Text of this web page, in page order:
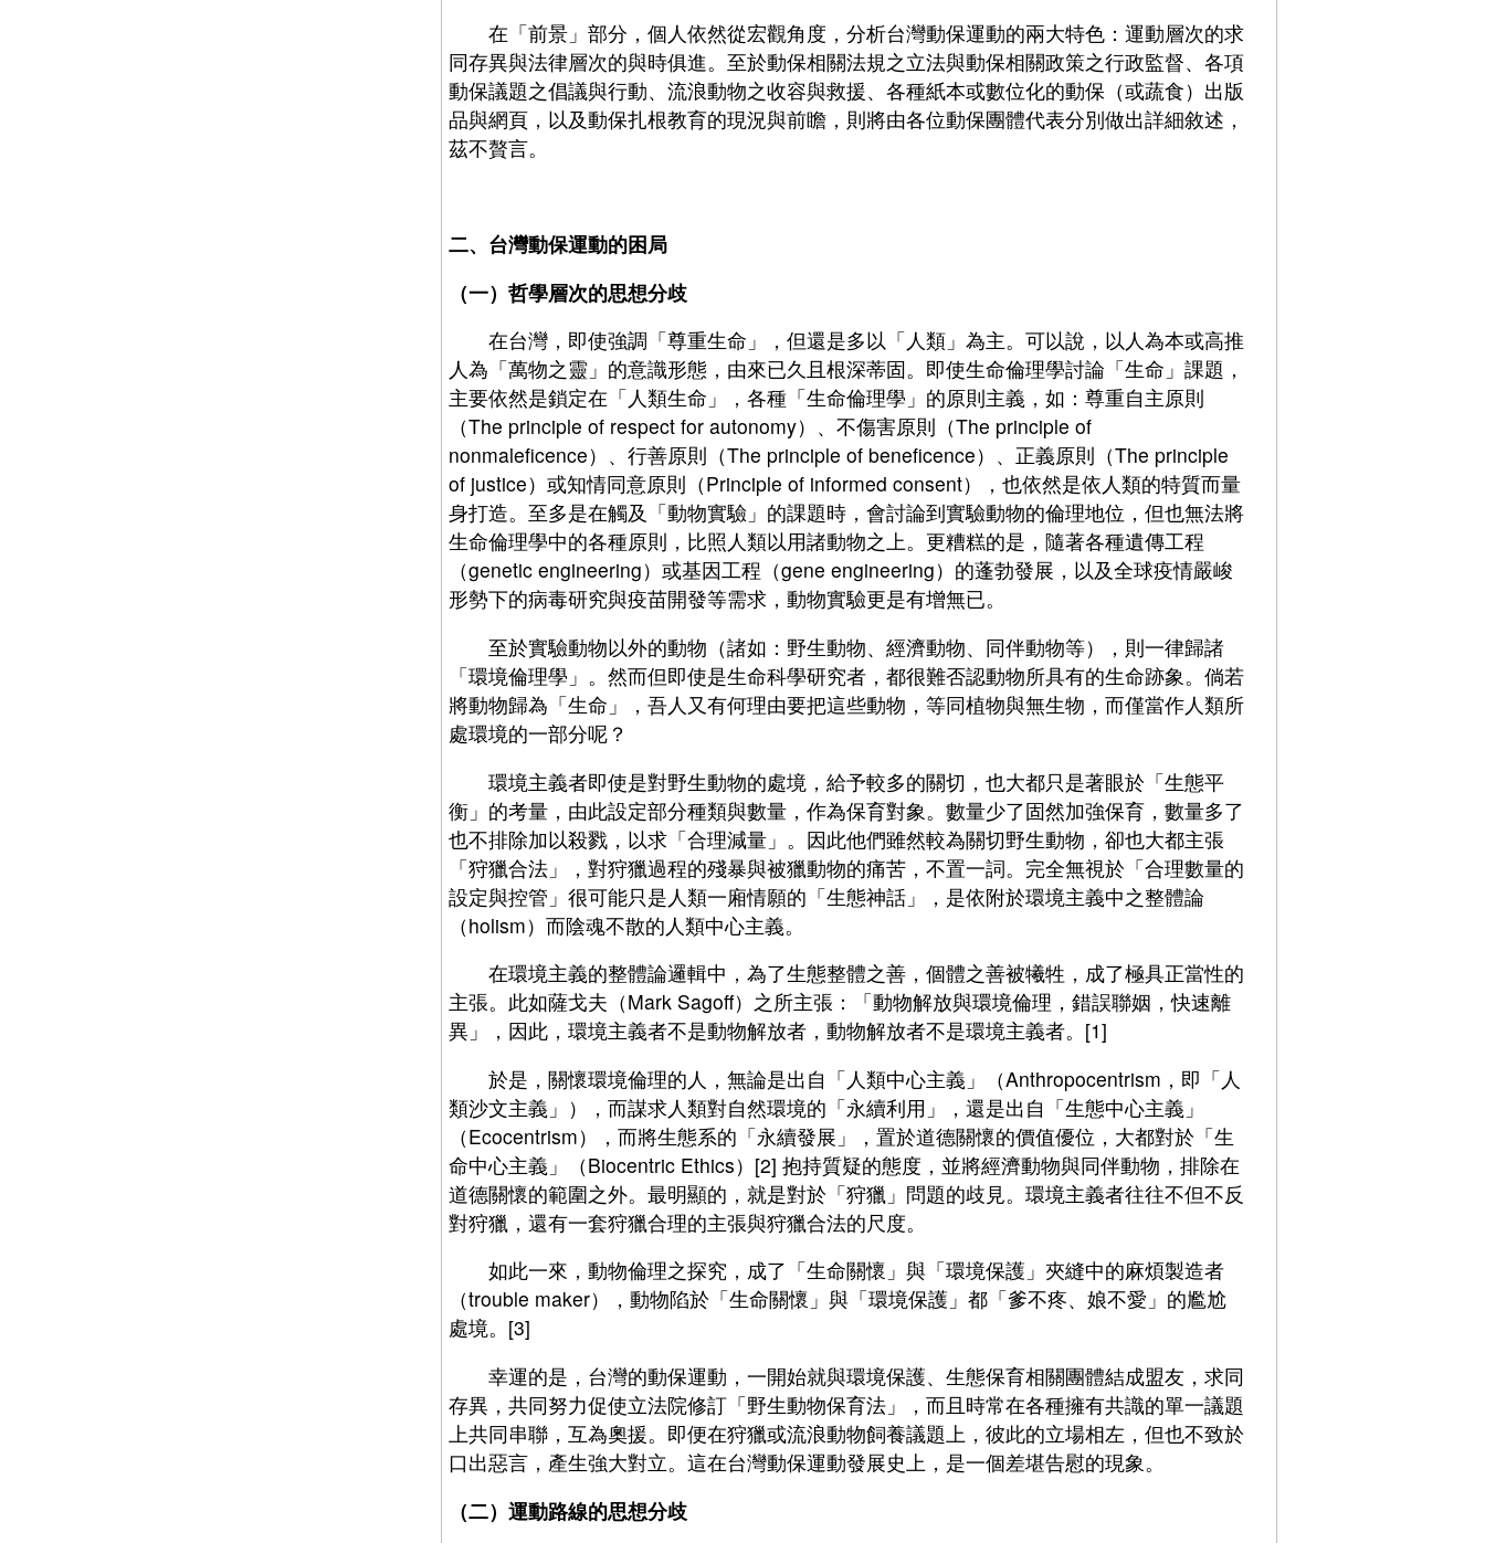
在「前景」部分，個人依然從宏觀角度，分析台灣動保運動的兩大特色：運動層次的求
同存異與法律層次的與時俱進。至於動保相關法規之立法與動保相關政策之行政監督、各項
動保議題之倡議與行動、流浪動物之收容與救援、各種紙本或數位化的動保（或蔬食）出版
品與網頁，以及動保扎根教育的現況與前瞻，則將由各位動保團體代表分別做出詳細敘述，
茲不贅言。
二、台灣動保運動的困局
（一）哲學層次的思想分歧
在台灣，即使強調「尊重生命」，但還是多以「人類」為主。可以說，以人為本或高推
人為「萬物之靈」的意識形態，由來已久且根深蒂固。即使生命倫理學討論「生命」課題，
主要依然是鎖定在「人類生命」，各種「生命倫理學」的原則主義，如：尊重自主原則
（The principle of respect for autonomy）、不傷害原則（The principle of
nonmaleficence）、行善原則（The principle of beneficence）、正義原則（The principle
of justice）或知情同意原則（Principle of informed consent），也依然是依人類的特質而量
身打造。至多是在觸及「動物實驗」的課題時，會討論到實驗動物的倫理地位，但也無法將
生命倫理學中的各種原則，比照人類以用諸動物之上。更糟糕的是，隨著各種遺傳工程
（genetic engineering）或基因工程（gene engineering）的蓬勃發展，以及全球疫情嚴峻
形勢下的病毒研究與疫苗開發等需求，動物實驗更是有增無已。
至於實驗動物以外的動物（諸如：野生動物、經濟動物、同伴動物等），則一律歸諸
「環境倫理學」。然而但即使是生命科學研究者，都很難否認動物所具有的生命跡象。倘若
將動物歸為「生命」，吾人又有何理由要把這些動物，等同植物與無生物，而僅當作人類所
處環境的一部分呢？
環境主義者即使是對野生動物的處境，給予較多的關切，也大都只是著眼於「生態平
衡」的考量，由此設定部分種類與數量，作為保育對象。數量少了固然加強保育，數量多了
也不排除加以殺戮，以求「合理減量」。因此他們雖然較為關切野生動物，卻也大都主張
「狩獵合法」，對狩獵過程的殘暴與被獵動物的痛苦，不置一詞。完全無視於「合理數量的
設定與控管」很可能只是人類一廂情願的「生態神話」，是依附於環境主義中之整體論
（holism）而陰魂不散的人類中心主義。
在環境主義的整體論邏輯中，為了生態整體之善，個體之善被犧牲，成了極具正當性的
主張。此如薩戈夫（Mark Sagoff）之所主張：「動物解放與環境倫理，錯誤聯姻，快速離
異」，因此，環境主義者不是動物解放者，動物解放者不是環境主義者。[1]
於是，關懷環境倫理的人，無論是出自「人類中心主義」（Anthropocentrism，即「人
類沙文主義」），而謀求人類對自然環境的「永續利用」，還是出自「生態中心主義」
（Ecocentrism），而將生態系的「永續發展」，置於道德關懷的價值優位，大都對於「生
命中心主義」（Biocentric Ethics）[2] 抱持質疑的態度，並將經濟動物與同伴動物，排除在
道德關懷的範圍之外。最明顯的，就是對於「狩獵」問題的歧見。環境主義者往往不但不反
對狩獵，還有一套狩獵合理的主張與狩獵合法的尺度。
如此一來，動物倫理之探究，成了「生命關懷」與「環境保護」夾縫中的麻煩製造者
（trouble maker），動物陷於「生命關懷」與「環境保護」都「爹不疼、娘不愛」的尷尬
處境。[3]
幸運的是，台灣的動保運動，一開始就與環境保護、生態保育相關團體結成盟友，求同
存異，共同努力促使立法院修訂「野生動物保育法」，而且時常在各種擁有共識的單一議題
上共同串聯，互為奧援。即便在狩獵或流浪動物飼養議題上，彼此的立場相左，但也不致於
口出惡言，產生強大對立。這在台灣動保運動發展史上，是一個差堪告慰的現象。
（二）運動路線的思想分歧